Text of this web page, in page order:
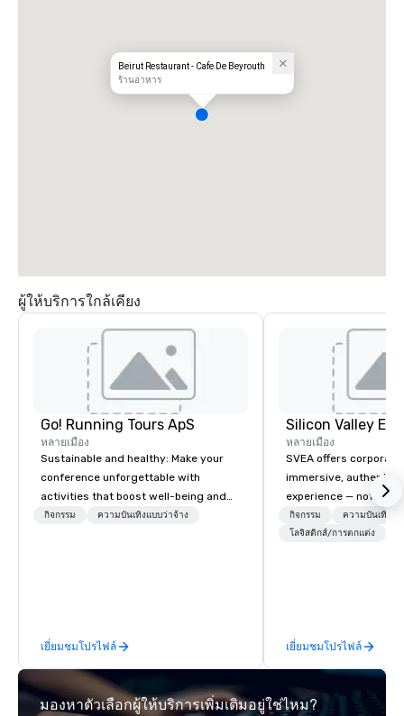
Beirut Restaurant - Cafe De Beyrouth
ร้านอาหาร
ผู้ให้บริการใกล้เคียง
Go! Running Tours ApS
หลายเมือง
Sustainable and healthy: Make your
conference unforgettable with
activities that boost well-being and
lower carbon footprints. Explore the
กิจกรรม ความบันเทิงแบบว่าจ้าง
เยี่ยมชมโปรไฟล์
หลายเมือง
SVEA offers
immersive, authentic
experience — not a
transformation. We
facilitate custom
offsites. Whether
think like a Silicon
world's fastest-
กิจกรรม
ความบันเทิงแบ
โลจิสติกส์/การตกแต่ง
เยี่ยมชมโปรไฟล์
มองหาตัวเลือกผู้ให้บริการเพิ่มเติมอยู่ใช่ไหม?